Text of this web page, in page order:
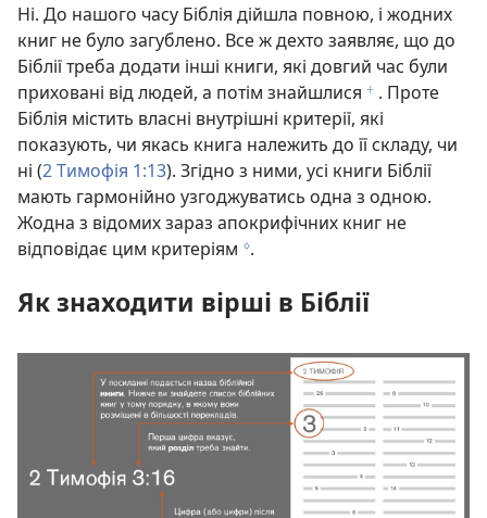
Ні. До нашого часу Біблія дійшла повною, і жодних
книг не було загублено. Все ж дехто заявляє, що до
Біблії треба додати інші книги, які довгий час були
приховані від людей, а потім знайшлися f . Проте
Біблія містить власні внутрішні критерії, які
показують, чи якась книга належить до її складу, чи
ні (2 Тимофія 1:13). Згідно з ними, усі книги Біблії
мають гармонійно узгоджуватись одна з одною.
Жодна з відомих зараз апокрифічних книг не
відповідає цим критеріям g.
Як знаходити вірші в Біблії